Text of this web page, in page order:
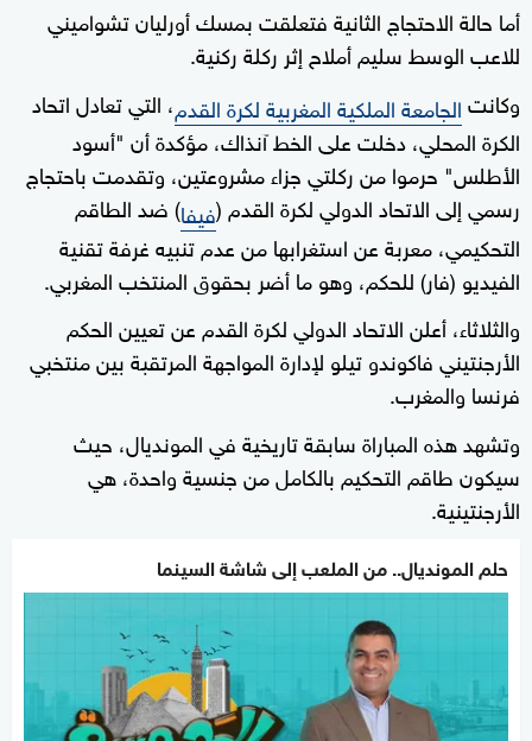
أما حالة الاحتجاج الثانية فتعلقت بمسك أورليان تشواميني
للاعب الوسط سليم أملاح إثر ركلة ركنية.
وكانتالجامعة الملكية المغربية لكرة القدم، التي تعادل اتحاد
الكرة المحلي، دخلت على الخط آنذاك، مؤكدة أن "أسود
الأطلس" حرموا من ركلتي جزاء مشروعتين، وتقدمت باحتجاج
رسمي إلى الاتحاد الدولي لكرة القدم (فيفا) ضد الطاقم
التحكيمي، معربة عن استغرابها من عدم تنبيه غرفة تقنية
الفيديو (فار) للحكم، وهو ما أضر بحقوق المنتخب المغربي.
والثلاثاء، أعلن الاتحاد الدولي لكرة القدم عن تعيين الحكم
الأرجنتيني فاكوندو تيلو لإدارة المواجهة المرتقبة بين منتخبي
فرنسا والمغرب.
وتشهد هذه المباراة سابقة تاريخية في المونديال، حيث
سيكون طاقم التحكيم بالكامل من جنسية واحدة، هي
الأرجنتينية.
حلم المونديال.. من الملعب إلى شاشة السينما